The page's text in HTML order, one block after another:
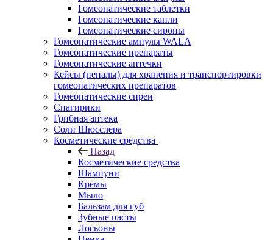
Гомеопатические таблетки
Гомеопатические капли
Гомеопатические сиропы
Гомеопатические ампулы WALA
Гомеопатические препараты
Гомеопатические аптечки
Кейсы (пеналы) для хранения и транспортировки
гомеопатических препаратов
Гомеопатические спреи
Спагирики
Грибная аптека
Соли Шюсслера
Косметические средства
Назад
Косметические средства
Шампуни
Кремы
Мыло
Бальзам для губ
Зубные пасты
Лосьоны